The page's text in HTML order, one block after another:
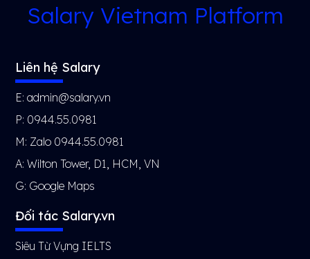
Salary Vietnam Platform
Liên hệ Salary
E: admin@salary.vn
P: 0944.55.0981
M: Zalo 0944.55.0981
A: Wilton Tower, D1, HCM, VN
G: Google Maps
Đối tác Salary.vn
Siêu Từ Vựng IELTS